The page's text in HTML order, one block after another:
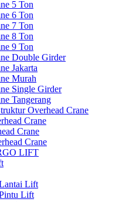
5 Ton
6 Ton
7 Ton
8 Ton
9 Ton
Double Girder
Jakarta
Murah
Single Girder
Tangerang
Overhead Crane
Crane
Crane
Crane
LIFT
Lift
Lift